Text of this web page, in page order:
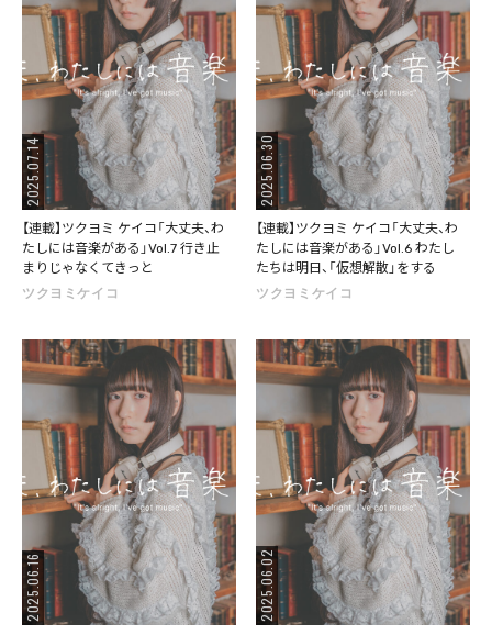
2025.07.14
【連載】ツクヨミ ケイコ「大丈夫、わ
たしには音楽がある」Vol.7 行き止
まりじゃなくてきっと
ツクヨミケイコ
2025.06.30
【連載】ツクヨミ ケイコ「大丈夫、わ
たしには音楽がある」Vol.6 わたし
たちは明日、「仮想解散」をする
ツクヨミケイコ
2025.06.16 2025.06.02